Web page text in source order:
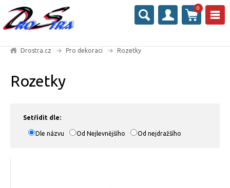
0
Drostra.cz Pro dekoraci Rozetky
Rozetky
Setřídit dle:
Dle názvu Od Nejlevnějšího Od nejdražšího